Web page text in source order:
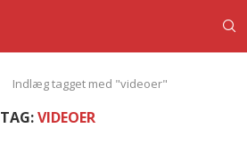
Indlæg tagget med "videoer"
TAG:VIDEOER